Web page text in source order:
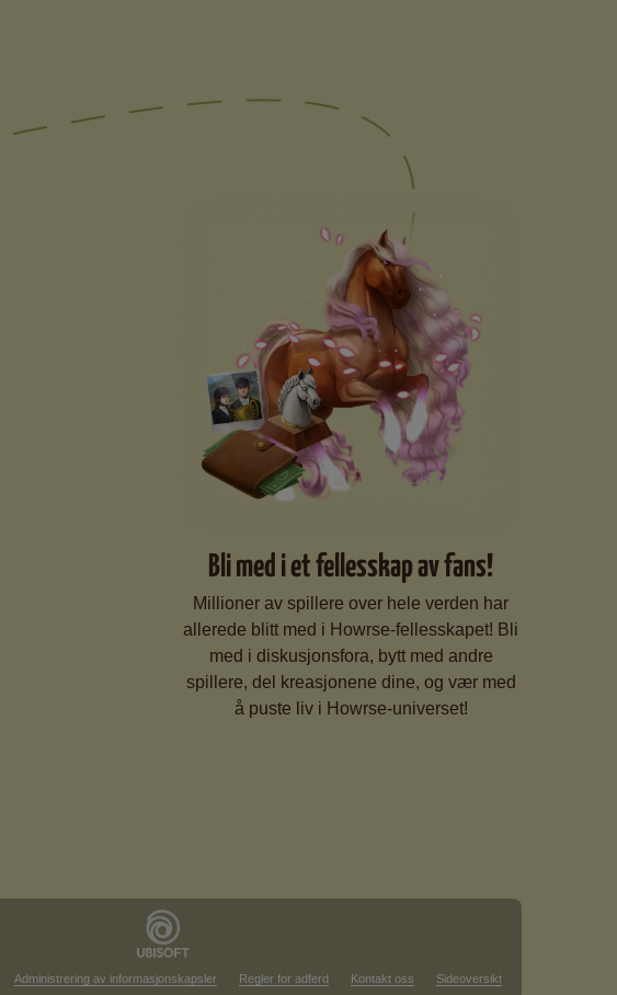
Bli med i et fellesskap av fans!
Millioner av spillere over hele verden har
allerede blitt med i Howrse-fellesskapet! Bli
med i diskusjonsfora, bytt med andre
spillere, del kreasjonene dine, og vær med
å puste liv i Howrse-universet!
Administrering av informasjonskapsler Regler for adferd Kontakt oss Sideoversikt